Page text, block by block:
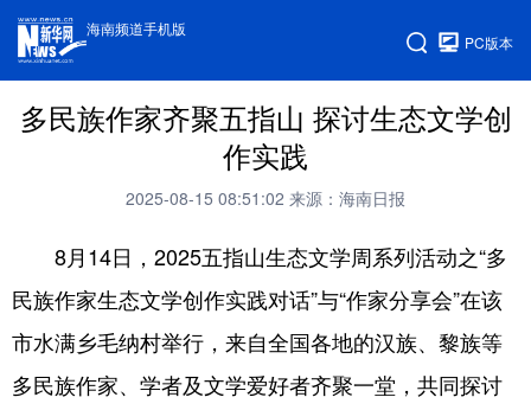
海南频道手机版
PC版本
多民族作家齐聚五指山 探讨生态文学创
作实践
2025-08-15 08:51:02 来源：海南日报
8月14日，2025五指山生态文学周系列活动之“多
民族作家生态文学创作实践对话”与“作家分享会”在该
市水满乡毛纳村举行，来自全国各地的汉族、黎族等
多民族作家、学者及文学爱好者齐聚一堂，共同探讨